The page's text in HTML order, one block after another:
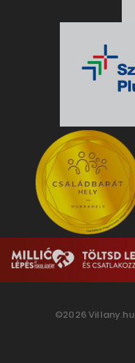
©2026 Villany.hu